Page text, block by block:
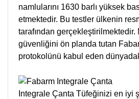
namlularını 1630 barlı yüksek
etmektedir. Bu testler ülkenin
tarafından gerçekleştirilmektedir.
güvenliğini ön planda tutan
protokolünü kabul eden
Integrale Çanta Tüfeğinizi en iyi